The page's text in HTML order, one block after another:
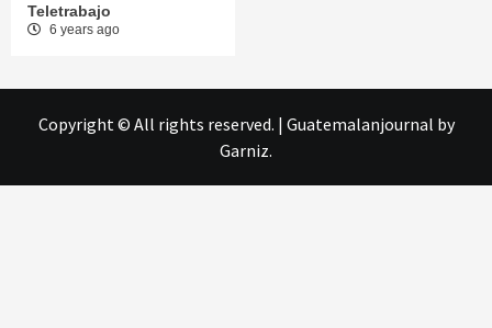
Teletrabajo
6 years ago
Copyright © All rights reserved. | Guatemalanjournal by
Garniz.